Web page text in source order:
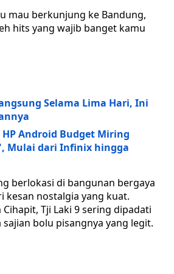
mau berkunjung ke Bandung,
hits yang wajib banget kamu
Selama Lima Hari, Ini
Android Budget Miring
Mulai dari Infinix hingga
berlokasi di bangunan bergaya
kesan nostalgia yang kuat.
Tji Laki 9 sering dipadati
bolu pisangnya yang legit.